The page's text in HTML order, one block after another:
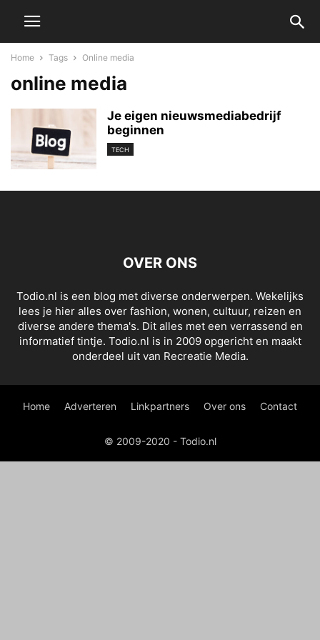
Home Tags Online media
online media
Je eigen nieuwsmediabedrijf
beginnen
TECH
OVER ONS
Todio.nl is een blog met diverse onderwerpen. Wekelijks
lees je hier alles over fashion, wonen, cultuur, reizen en
diverse andere thema's. Dit alles met een verrassend en
informatief tintje. Todio.nl is in 2009 opgericht en maakt
onderdeel uit van Recreatie Media.
Home Adverteren Linkpartners Over ons Contact
© 2009-2020 - Todio.nl